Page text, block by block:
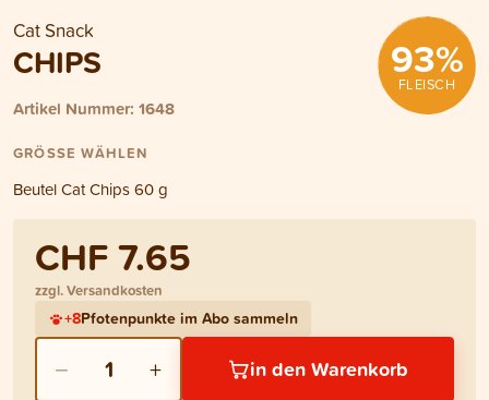
Cat Snack
CHIPS
Artikel Nummer: 1648
93%
FLEISCH
GRÖSSE WÄHLEN
Beutel Cat Chips 60 g
CHF 7.65
zzgl. Versandkosten
+8Pfotenpunkte im Abo sammeln
− 1 + in den Warenkorb